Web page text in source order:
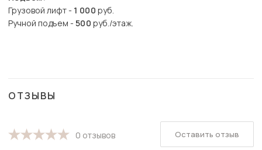
Грузовой лифт - 1 000 руб.
Ручной подъем - 500 руб./этаж.
ОТЗЫВЫ
0 отзывов Оставить отзыв